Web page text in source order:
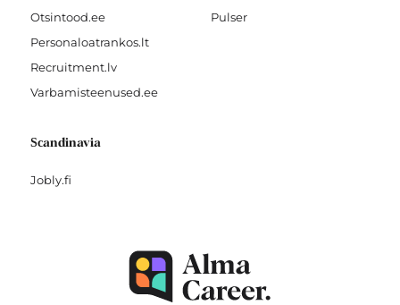
Otsintood.ee
Personaloatrankos.lt
Recruitment.lv
Varbamisteenused.ee
Pulser
Scandinavia
Jobly.fi